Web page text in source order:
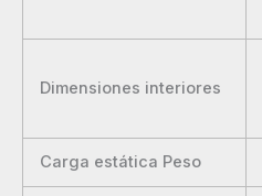
Dimensiones interiores
Carga estática Peso